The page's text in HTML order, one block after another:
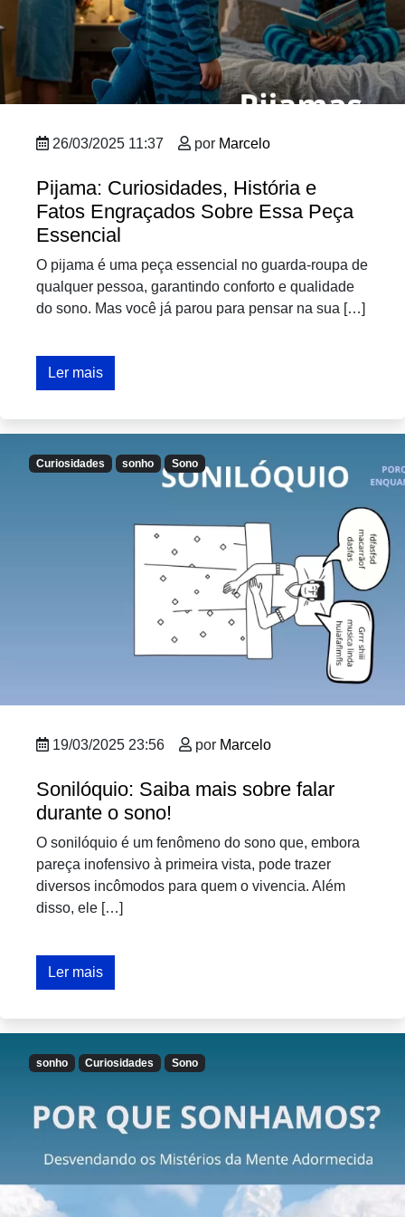
26/03/2025 11:37 por Marcelo
Pijama: Curiosidades, História e
Fatos Engraçados Sobre Essa Peça
Essencial
O pijama é uma peça essencial no guarda-roupa de
qualquer pessoa, garantindo conforto e qualidade
do sono. Mas você já parou para pensar na sua […]
Ler mais
Curiosidades sonho Sono
19/03/2025 23:56 por Marcelo
Sonilóquio: Saiba mais sobre falar
durante o sono!
O sonilóquio é um fenômeno do sono que, embora
pareça inofensivo à primeira vista, pode trazer
diversos incômodos para quem o vivencia. Além
disso, ele […]
Ler mais
sonho Curiosidades Sono